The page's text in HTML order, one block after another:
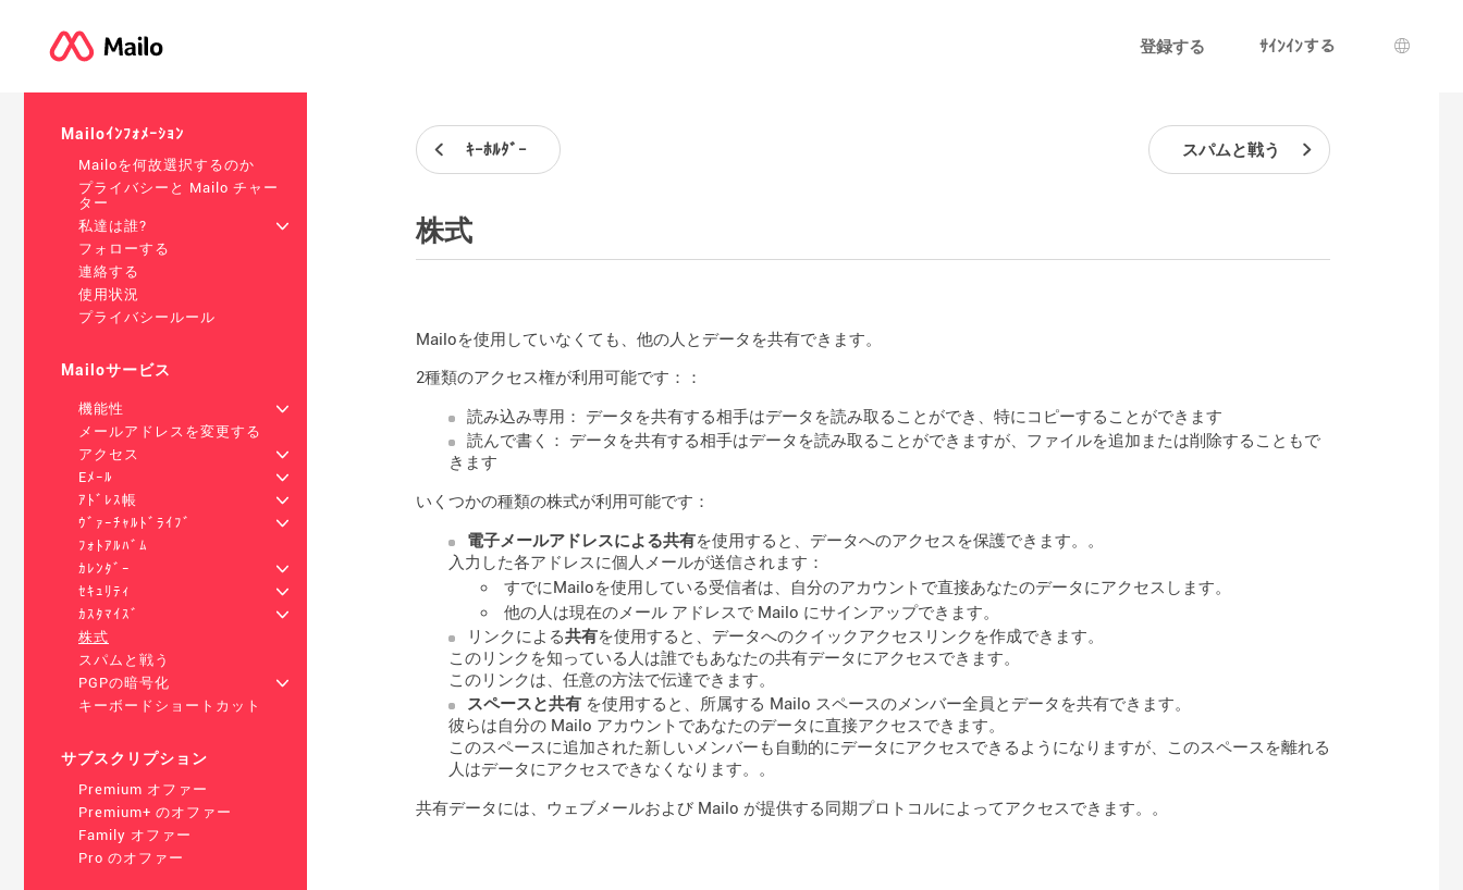
登録する ｻｲﾝｲﾝする
言語選
Mailoｲﾝﾌｫﾒｰｼｮﾝ
Mailoを何故選択するのか
プライバシーと Mailo チャー
ター
私達は誰?
+
フォローする
連絡する
使用状況
プライバシールール
Mailoサービス
機能性
+
メールアドレスを変更する
アクセス
+
Eﾒｰﾙ
+
ｱﾄﾞﾚｽ帳
+
ｳﾞｧｰﾁｬﾙﾄﾞﾗｲﾌﾞ
+
ﾌｫﾄｱﾙﾊﾞﾑ
ｶﾚﾝﾀﾞｰ
+
ｾｷｭﾘﾃｨ
+
ｶｽﾀﾏｲｽﾞ
+
株式
スパムと戦う
PGPの暗号化
+
キーボードショートカット
サブスクリプション
Premium オファー
Premium+ のオファー
Family オファー
Pro のオファー
ｷｰﾎﾙﾀﾞｰ スパムと戦う
株式
Mailoを使用していなくても、他の人とデータを共有できます。
2種類のアクセス権が利用可能です：：
読み込み専用： データを共有する相手はデータを読み取ることができ、特にコピーすることができます
読んで書く： データを共有する相手はデータを読み取ることができますが、ファイルを追加または削除することもで
きます
いくつかの種類の株式が利用可能です：
電子メールアドレスによる共有を使用すると、データへのアクセスを保護できます。。
入力した各アドレスに個人メールが送信されます：
すでにMailoを使用している受信者は、自分のアカウントで直接あなたのデータにアクセスします。
他の人は現在のメール アドレスで Mailo にサインアップできます。
リンクによる共有を使用すると、データへのクイックアクセスリンクを作成できます。
このリンクを知っている人は誰でもあなたの共有データにアクセスできます。
このリンクは、任意の方法で伝達できます。
スペースと共有 を使用すると、所属する Mailo スペースのメンバー全員とデータを共有できます。
彼らは自分の Mailo アカウントであなたのデータに直接アクセスできます。
このスペースに追加された新しいメンバーも自動的にデータにアクセスできるようになりますが、このスペースを離れる
人はデータにアクセスできなくなります。。
共有データには、ウェブメールおよび Mailo が提供する同期プロトコルによってアクセスできます。。